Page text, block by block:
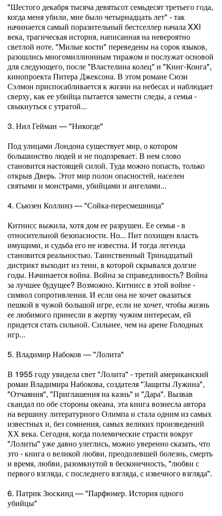
"Шестого декабря тысяча девятьсот семьдесят третьего года,
когда меня убили, мне было четырнадцать лет" - так
начинается самый поразительный бестселлер начала XXI
века, трагическая история, написанная на невероятно
светлой ноте. "Милые кости" переведены на сорок языков,
разошлись многомиллионным тиражом и послужат основой
для следующего, после "Властелина колец" и "Кинг-Конга",
кинопроекта Питера Джексона. В этом романе Сюзи
Сэлмон приспосабливается к жизни на небесах и наблюдает
сверху, как ее убийца пытается замести следы, а семья -
свыкнуться с утратой...
3. Нил Гейман — "Никогде"
Под улицами Лондона существует мир, о котором
большинство людей и не подозревает. В нем слово
становится настоящей силой. Туда можно попасть, только
открыв Дверь. Этот мир полон опасностей, населен
святыми и монстрами, убийцами и ангелами...
4. Сьюзен Коллинз — "Сойка-пересмешница"
Китнисс выжила, хотя дом ее разрушен. Ее семья - в
относительной безопасности. Но... Пит похищен власть
имущими, и судьба его не известна. И тогда легенда
становится реальностью. Таинственный Тринадцатый
дистрикт выходит из тени, в которой скрывался долгие
годы. Начинается война. Война за справедливость? Война
за лучшее будущее? Возможно. Китнисс в этой войне -
символ сопротивления. И если она не хочет оказаться
пешкой в чужой большой игре, если не хочет, чтобы жизнь
ее любимого принесли в жертву чужим интересам, ей
придется стать сильной. Сильнее, чем на арене Голодных
игр...
5. Владимир Набоков — "Лолита"
В 1955 году увидела свет "Лолита" - третий американский
роман Владимира Набокова, создателя "Защиты Лужина",
"Отчаяния", "Приглашения на казнь" и "Дара". Вызвав
скандал по обе стороны океана, эта книга вознесла автора
на вершину литературного Олимпа и стала одним из самых
известных и, без сомнения, самых великих произведений
ХХ века. Сегодня, когда полемические страсти вокруг
"Лолиты" уже давно улеглись, можно уверенно сказать, что
это - книга о великой любви, преодолевшей болезнь, смерть
и время, любви, разомкнутой в бесконечность, "любви с
первого взгляда, с последнего взгляда, с извечного взгляда".
6. Патрик Зюскинд — "Парфюмер. История одного
убийцы"